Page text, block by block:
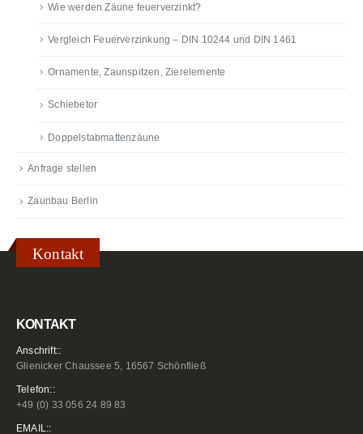
Wie werden Zäune feuerverzinkt?
Vergleich Feuerverzinkung – DIN 10244 und DIN 1461
Ornamente, Zaunspitzen, Zierelemente
Schiebetor
Doppelstabmattenzäune
Anfrage stellen
Zaunbau Berlin
Kontakt
KONTAKT
Anschrift::
Glienicker Chaussee 5, 16567 Schönfließ
Telefon::
+49 (0) 33 056 24 89 83
EMAIL::